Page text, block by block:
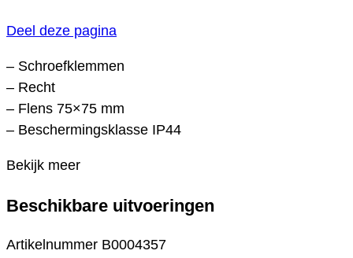
Deel deze pagina
– Schroefklemmen
– Recht
– Flens 75×75 mm
– Beschermingsklasse IP44
Bekijk meer
Beschikbare uitvoeringen
Artikelnummer B0004357